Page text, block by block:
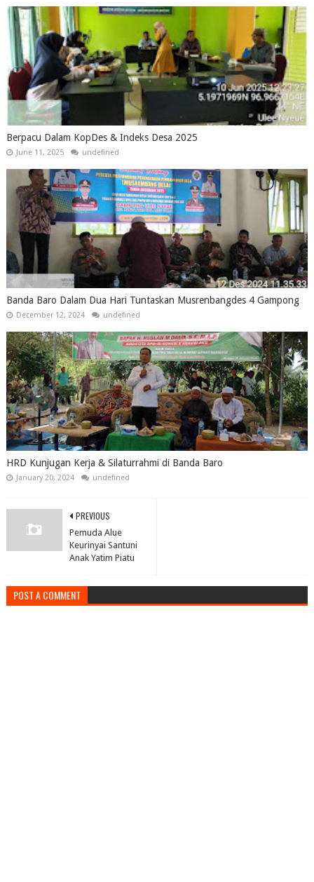
Berpacu Dalam KopDes & Indeks Desa 2025
June 11, 2025 undefined
Banda Baro Dalam Dua Hari Tuntaskan Musrenbangdes 4 Gampong
December 12, 2024 undefined
HRD Kunjugan Kerja & Silaturrahmi di Banda Baro
January 20, 2024 undefined
PREVIOUS
Pemuda Alue
Keurinyai Santuni
Anak Yatim Piatu
POST A COMMENT